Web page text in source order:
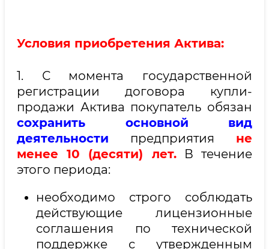
Условия приобретения Актива:
1. С момента государственной
регистрации договора купли-
продажи Актива покупатель обязан
сохранить основной вид
деятельности предприятия не
менее 10 (десяти) лет.В течение
этого периода:
необходимо строго соблюдать
действующие лицензионные
соглашения по технической
поддержке с утвержденным